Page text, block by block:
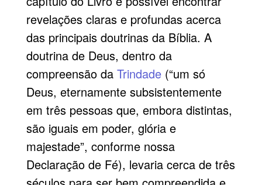
revelações claras e profundas acerca
das principais doutrinas da Bíblia. A
doutrina de Deus, dentro da
compreensão da Trindade(“um só
Deus, eternamente subsistentemente
em três pessoas que, embora distintas,
são iguais em poder, glória e
majestade”, conforme nossa
Declaração de Fé), levaria cerca de três